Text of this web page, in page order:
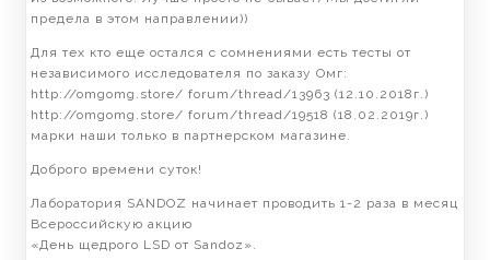
предела в этом направлении))
Для тех кто еще остался с сомнениями есть тесты от
независимого исследователя по заказу Омг:
http://omgomg.store/ forum/thread/13963 (12.10.2018г.)
http://omgomg.store/ forum/thread/19518 (18.02.2019г.)
марки наши только в партнерском магазине.
Доброго времени суток!
Лаборатория SANDOZ начинает проводить 1-2 раза в месяц
Всероссийскую акцию
«День щедрого LSD от Sandoz».